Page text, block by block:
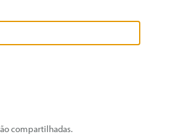
compartilhadas.